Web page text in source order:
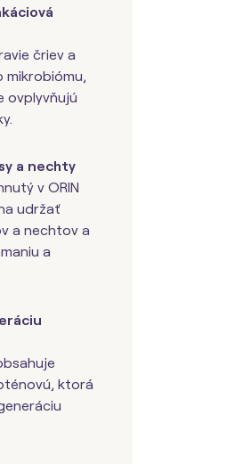
čriev a
mikrobiómu,
ovplyvňujú
a nechty
v ORIN
udržať
a nechtov a
a
ktorá